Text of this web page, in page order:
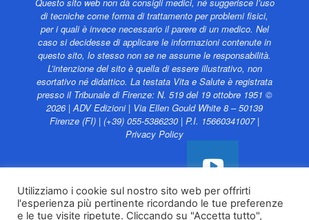
Questo sito web non dà consigli medici, né suggerisce l’uso
di tecniche come forma di trattamento per problemi fisici,
per i quali è invece necessario il parere di un medico. Nel
caso si decidesse di applicare le informazioni contenute in
questo sito, lo stesso non se ne assume le responsabilità.
L’intenzione del sito è quella di essere illustrativo, non
esortativo né didattico. La testata Vita e Salute è registrata
presso il Tribunale di Firenze: N. 519 del 19 ottobre 1951 ©
2026 | ADV Edizioni | Via Ellen Gould White 8 – 50139
Firenze (FI) | (+39) 055-5386230 | P.I. 15660341007 |
Privacy Policy
Vita e Salute web è
Utilizziamo i cookie sul nostro sito web per offrirti
l'esperienza più pertinente ricordando le tue preferenze
e le tue visite ripetute. Cliccando su "Accetta tutto",